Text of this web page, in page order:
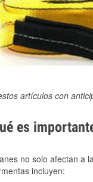
artículos con
es
no solo afectan a
incluyen: